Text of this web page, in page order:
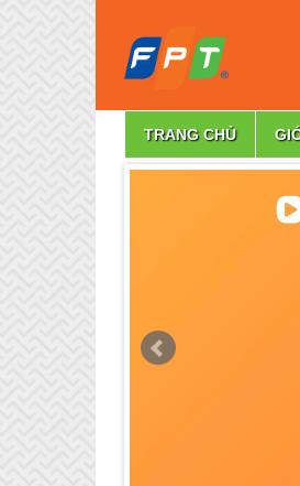
TRANG CHỦ